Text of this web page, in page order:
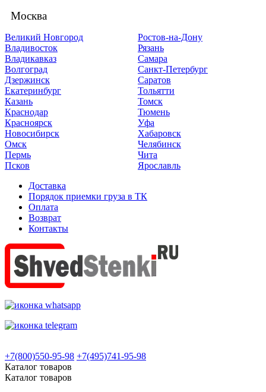
Москва
Великий Новгород
Владивосток
Владикавказ
Волгоград
Дзержинск
Екатеринбург
Казань
Краснодар
Красноярск
Новосибирск
Омск
Пермь
Псков
Ростов-на-Дону
Рязань
Самара
Санкт-Петербург
Саратов
Тольятти
Томск
Тюмень
Уфа
Хабаровск
Челябинск
Чита
Ярославль
Доставка
Порядок приемки груза в ТК
Оплата
Возврат
Контакты
+7(800)550-95-98 +7(495)741-95-98
Каталог товаров
Каталог товаров